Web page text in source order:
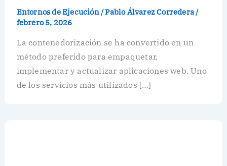
Entornos de Ejecución/Pablo Álvarez Corredera/
febrero 5, 2026
La contenedorización se ha convertido en un
método preferido para empaquetar,
implementar y actualizar aplicaciones web. Uno
de los servicios más utilizados […]